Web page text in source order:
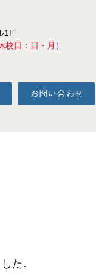
1F
校日：日・月 ）
お問い合わせ
た。